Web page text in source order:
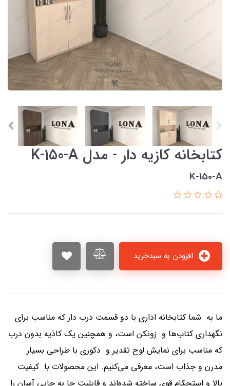
کتابخانه کازیه دار - مدل K-150-A
K-150-A
ما به شما کتابخانه اداری با دو قسمت درب دار که مناسب برای
نگهداری کتاب‌ها و زونکن است، و همچنین یک کاذیه بدون درب
که مناسب برای نمایش لوح تقدیر و دکوری با طراحی بسیار
مدرن و جذاب است، معرفی می‌کنیم. این محصولات با کیفیت
بالا و استحکام قوی ساخته شده‌اند و قابلیت جا به جایی آسان را